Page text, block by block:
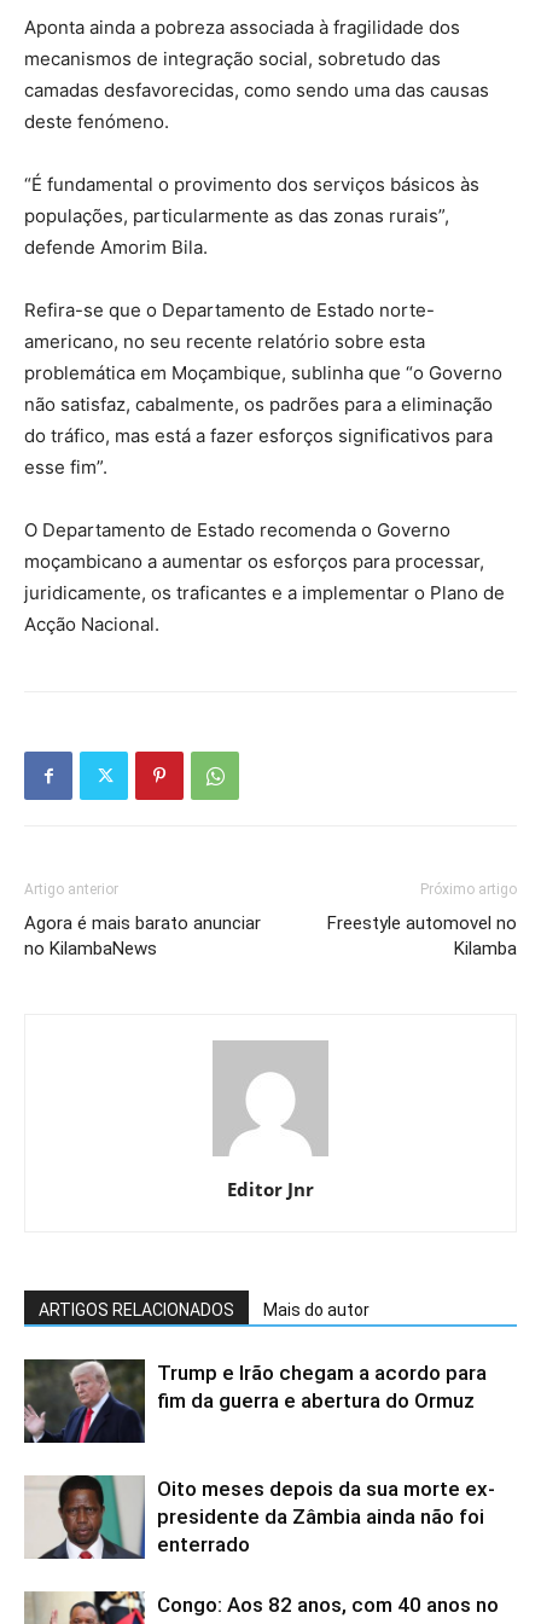
Aponta ainda a pobreza associada à fragilidade dos
mecanismos de integração social, sobretudo das
camadas desfavorecidas, como sendo uma das causas
deste fenómeno.
“É fundamental o provimento dos serviços básicos às
populações, particularmente as das zonas rurais”,
defende Amorim Bila.
Refira-se que o Departamento de Estado norte-
americano, no seu recente relatório sobre esta
problemática em Moçambique, sublinha que “o Governo
não satisfaz, cabalmente, os padrões para a eliminação
do tráfico, mas está a fazer esforços significativos para
esse fim”.
O Departamento de Estado recomenda o Governo
moçambicano a aumentar os esforços para processar,
juridicamente, os traficantes e a implementar o Plano de
Acção Nacional.
Artigo anterior
Agora é mais barato anunciar
no KilambaNews
Próximo artigo
Freestyle automovel no
Kilamba
Editor Jnr
ARTIGOS RELACIONADOS Mais do autor
Trump e Irão chegam a acordo para
fim da guerra e abertura do Ormuz
Oito meses depois da sua morte ex-
presidente da Zâmbia ainda não foi
enterrado
Congo: Aos 82 anos, com 40 anos no